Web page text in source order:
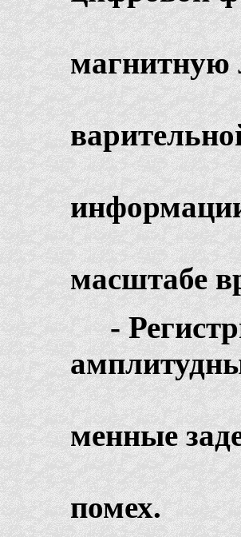
магнитную
масштабе
-
менные
помех.